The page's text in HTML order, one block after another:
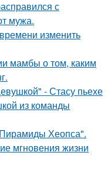
с
мужа.
изменить
мамбы о том, каким
- Стасу пьехе
из команды
Хеопса".
мгновения жизни